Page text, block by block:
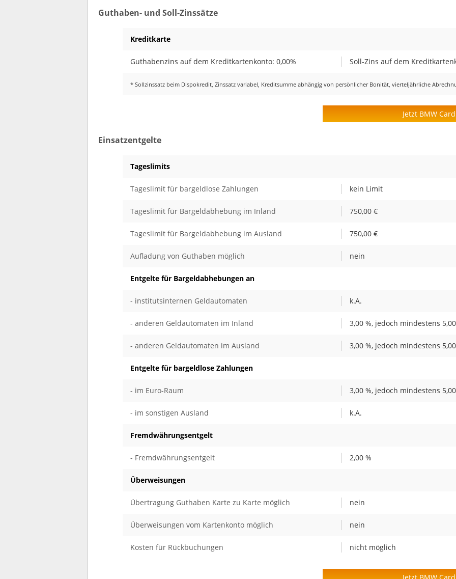
Guthaben- und Soll-Zinssätze
Kreditkarte
Guthabenzins auf dem Kreditkartenkonto: 0,00% Soll-Zins auf dem
* Sollzinssatz beim Dispokredit, Zinssatz variabel, Kreditsumme abhängig von persönlicher Bonität, vierteljährliche
Jetzt BMW
Einsatzentgelte
Tageslimits
Tageslimit für bargeldlose Zahlungen kein Limit
Tageslimit für Bargeldabhebung im Inland 750,00 €
Tageslimit für Bargeldabhebung im Ausland 750,00 €
Aufladung von Guthaben möglich nein
Entgelte für Bargeldabhebungen an
- institutsinternen Geldautomaten k.A.
- anderen Geldautomaten im Inland 3,00 %, jedoch mindestens
- anderen Geldautomaten im Ausland 3,00 %, jedoch mindestens
Entgelte für bargeldlose Zahlungen
- im Euro-Raum 3,00 %, jedoch mindestens
- im sonstigen Ausland k.A.
Fremdwährungsentgelt
- Fremdwährungsentgelt 2,00 %
Überweisungen
Übertragung Guthaben Karte zu Karte möglich nein
Überweisungen vom Kartenkonto möglich nein
Kosten für Rückbuchungen nicht möglich